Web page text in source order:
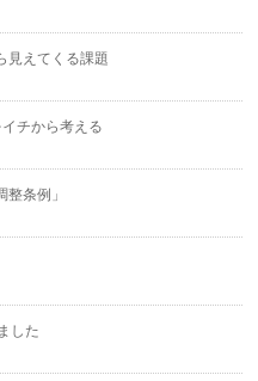
見えてくる課題
チから考える
条例」
した